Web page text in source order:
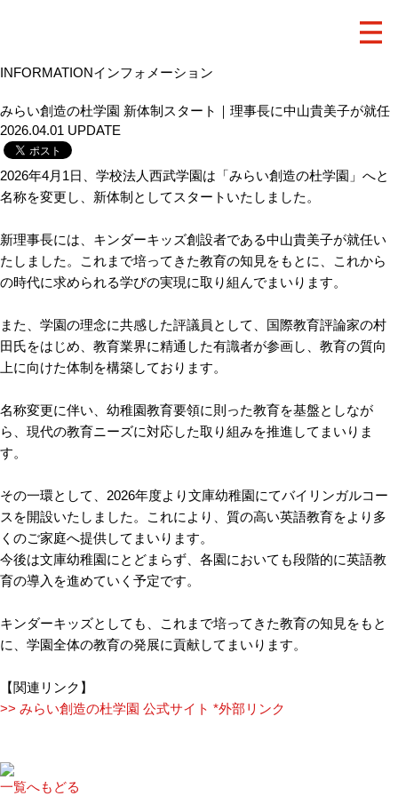
INFORMATIONインフォメーション
みらい創造の杜学園 新体制スタート｜理事長に中山貴美子が就任
2026.04.01 UPDATE
2026年4月1日、学校法人西武学園は「みらい創造の杜学園」へと
名称を変更し、新体制としてスタートいたしました。
新理事長には、キンダーキッズ創設者である中山貴美子が就任い
たしました。これまで培ってきた教育の知見をもとに、これから
の時代に求められる学びの実現に取り組んでまいります。
また、学園の理念に共感した評議員として、国際教育評論家の村
田氏をはじめ、教育業界に精通した有識者が参画し、教育の質向
上に向けた体制を構築しております。
名称変更に伴い、幼稚園教育要領に則った教育を基盤としなが
ら、現代の教育ニーズに対応した取り組みを推進してまいりま
す。
その一環として、2026年度より文庫幼稚園にてバイリンガルコー
スを開設いたしました。これにより、質の高い英語教育をより多
くのご家庭へ提供してまいります。
今後は文庫幼稚園にとどまらず、各園においても段階的に英語教
育の導入を進めていく予定です。
キンダーキッズとしても、これまで培ってきた教育の知見をもと
に、学園全体の教育の発展に貢献してまいります。
【関連リンク】
>> みらい創造の杜学園 公式サイト *外部リンク
一覧へもどる